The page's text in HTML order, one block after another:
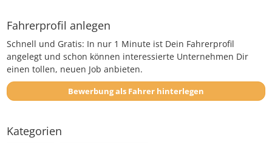
Fahrerprofil anlegen
Schnell und Gratis: In nur 1 Minute ist Dein Fahrerprofil
angelegt und schon können interessierte Unternehmen Dir
einen tollen, neuen Job anbieten.
Bewerbung als Fahrer hinterlegen
Kategorien